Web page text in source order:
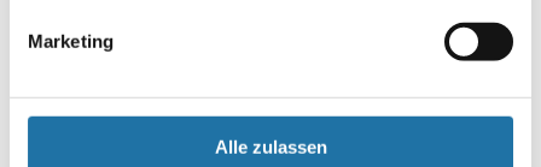
Marketing
Alle zulassen